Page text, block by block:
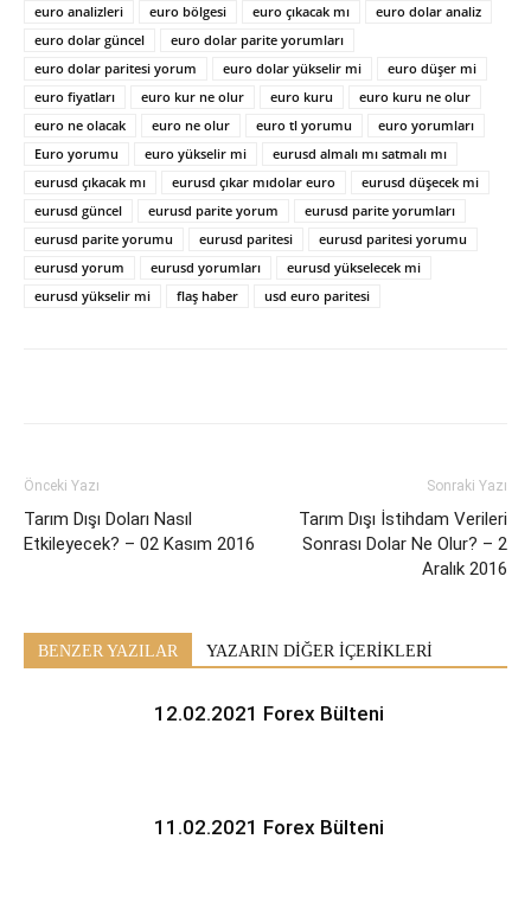
euro analizleri
euro bölgesi euro çıkacak mı
euro dolar analiz
euro dolar güncel
euro dolar parite yorumları
euro dolar paritesi yorum
euro dolar yükselir mi
euro düşer mi
euro fiyatları
euro kur ne olur euro kuru
euro kuru ne olur
euro ne olacak
euro ne olur euro tl yorumu
euro yorumları
Euro yorumu
euro yükselir mi
eurusd almalı mı satmalı mı
eurusd çıkacak mı
eurusd çıkar mıdolar euro
eurusd düşecek mi
eurusd güncel
eurusd parite yorum
eurusd parite yorumları
eurusd parite yorumu
eurusd paritesi
eurusd paritesi yorumu
eurusd yorum
eurusd yorumları
eurusd yükselecek mi
eurusd yükselir mi
flaş haber usd euro paritesi
Önceki Yazı
Tarım Dışı Doları Nasıl
Etkileyecek? – 02 Kasım 2016
Sonraki Yazı
Tarım Dışı İstihdam Verileri
Sonrası Dolar Ne Olur? – 2
Aralık 2016
BENZER YAZILAR YAZARIN DİĞER İÇERİKLERİ
12.02.2021 Forex Bülteni
11.02.2021 Forex Bülteni